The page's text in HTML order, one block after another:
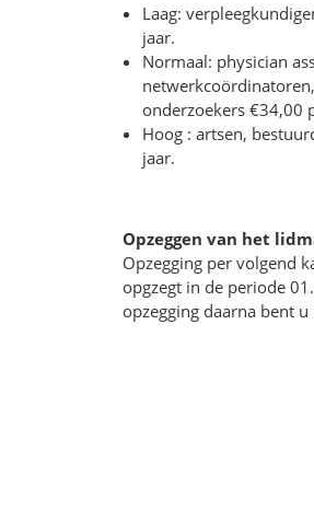
Laag:
jaar.
Normaal: physician
onderzoekers €34,00
Hoog : artsen,
jaar.
Opzeggen van het
Opzegging per volgend
opgzegt in de periode
opzegging daarna bent